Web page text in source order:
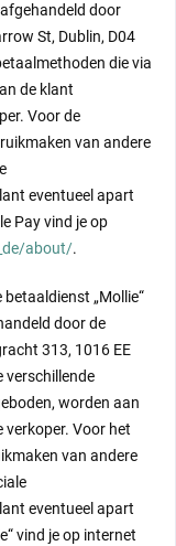
door
St, Dublin, D04
die via
de klant
Voor de
van andere
eventueel apart
Pay vind je op
about/.
„Mollie“
door de
313, 1016 EE
verschillende
worden aan
verkoper. Voor het
van andere
eventueel apart
vind je op internet